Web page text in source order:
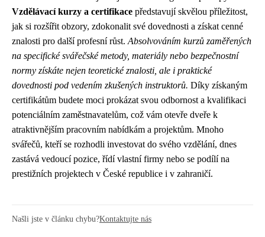
Vzdělávací kurzy a certifikace představují skvělou příležitost,
jak si rozšířit obzory, zdokonalit své dovednosti a získat cenné
znalosti pro další profesní růst. Absolvováním kurzů zaměřených
na specifické svářečské metody, materiály nebo bezpečnostní
normy získáte nejen teoretické znalosti, ale i praktické
dovednosti pod vedením zkušených instruktorů. Díky získaným
certifikátům budete moci prokázat svou odbornost a kvalifikaci
potenciálním zaměstnavatelům, což vám otevře dveře k
atraktivnějším pracovním nabídkám a projektům. Mnoho
svářečů, kteří se rozhodli investovat do svého vzdělání, dnes
zastává vedoucí pozice, řídí vlastní firmy nebo se podílí na
prestižních projektech v České republice i v zahraničí.
Našli jste v článku chybu?Kontaktujte nás